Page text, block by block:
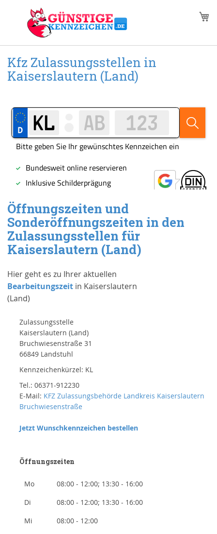
springen
Kfz Zulassungsstellen in
Kaiserslautern (Land)
Öffnungszeiten und
Sonderöffnungszeiten in den
Zulassungsstellen für
Kaiserslautern (Land)
Hier geht es zu Ihrer aktuellen
Bearbeitungszeit in Kaiserslautern
(Land)
Zulassungsstelle
Kaiserslautern (Land)
Bruchwiesenstraße 31
66849 Landstuhl
Kennzeichenkürzel: KL
Tel.: 06371-912230
E-Mail: KFZ Zulassungsbehörde Landkreis Kaiserslautern
Bruchwiesenstraße
Jetzt Wunschkennzeichen bestellen
Öffnungszeiten
Mo
08:00 - 12:00; 13:30 - 16:00
Di
08:00 - 12:00; 13:30 - 16:00
Mi
08:00 - 12:00